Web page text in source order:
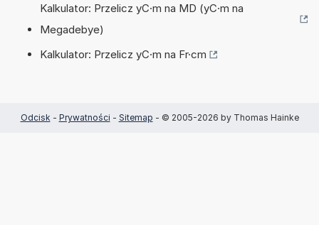
Kalkulator: Przelicz yC·m na MD (yC·m na
Megadebye)
Kalkulator: Przelicz yC·m na Fr·cm
Odcisk - Prywatności - Sitemap - © 2005-2026 by Thomas Hainke